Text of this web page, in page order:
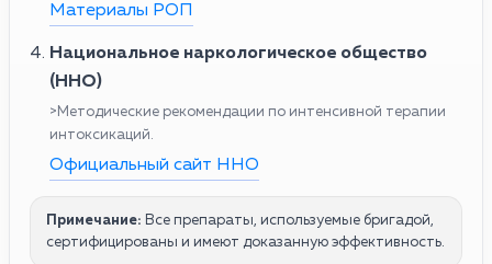
Материалы РОП
Национальное наркологическое общество
(ННО)
>Методические рекомендации по интенсивной терапии
интоксикаций.
Официальный сайт ННО
Примечание: Все препараты, используемые бригадой,
сертифицированы и имеют доказанную эффективность.